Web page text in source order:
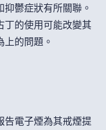
鬱症狀有所關聯。
丁的使用可能改變其
的問題。
告電子煙為其戒煙提